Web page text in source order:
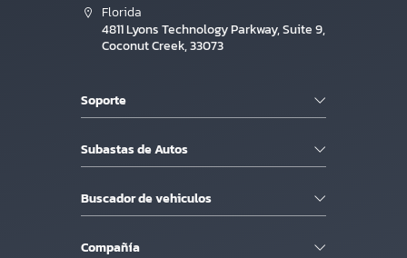
Florida
4811 Lyons Technology Parkway, Suite 9,
Coconut Creek, 33073
Soporte
Subastas de Autos
Buscador de vehiculos
Compañía